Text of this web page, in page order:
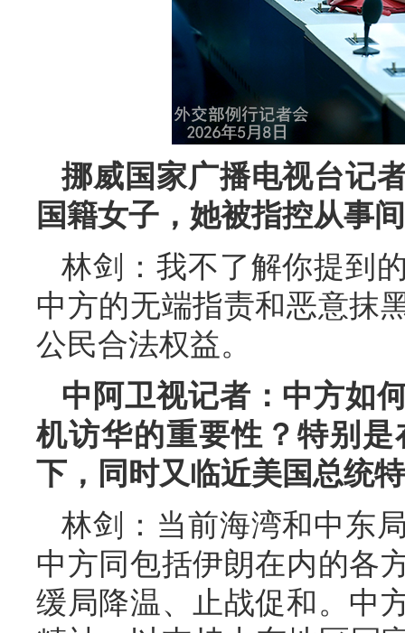
挪威国家广播电视台记
国籍女子，她被指控从事
林剑：我不了解你提到
中方的无端指责和恶意抹
公民合法权益。
中阿卫视记者：中方如
机访华的重要性？特别
下，同时又临近美国总统
林剑：当前海湾和中东
中方同包括伊朗在内的各
缓局降温、止战促和。中